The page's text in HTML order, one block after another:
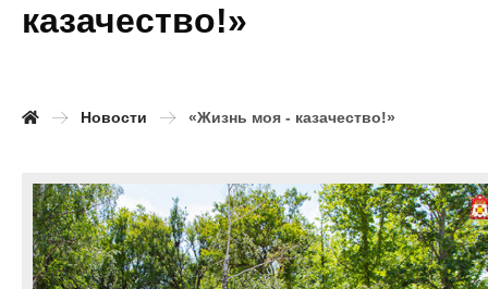
казачество!»
Новости «Жизнь моя - казачество!»